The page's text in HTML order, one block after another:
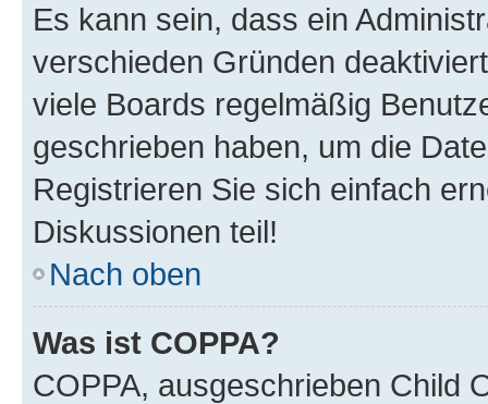
Es kann sein, dass ein
verschieden Gründen
viele Boards regelmäßig
geschrieben haben, um die
Registrieren Sie sich einfach
Diskussionen teil!
Nach oben
Was ist COPPA?
COPPA, ausgeschrieben Child